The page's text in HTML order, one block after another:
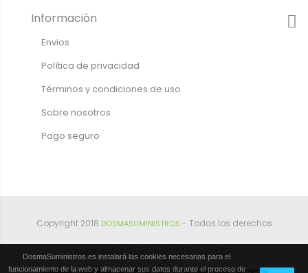
Información
Envios
Política de privacidad
Términos y condiciones de uso
Sobre nosotros
Pago seguro
DosmaSuministros.es instalará las cookies necesarias para el
funcionamiento de la web y almacenar sus datos durante el proceso de
Copyright 2018 DOSMASUMINISTROS - Todos los derechos
reservados a Electricidad Dosma S.L.